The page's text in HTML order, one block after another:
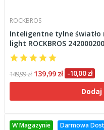
ROCKBROS
Inteligentne tylne światło
light ROCKBROS
149,99 zł 139,99 zł -10,00 zł
W Magazynie Darmowa